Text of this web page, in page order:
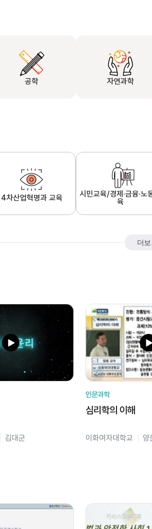
공학 자연과학
4차산업혁명과 교육
시민교육/경제·금융·노
육
더
김대군
인문과학
심리학의 이해
이화여자대학교 양